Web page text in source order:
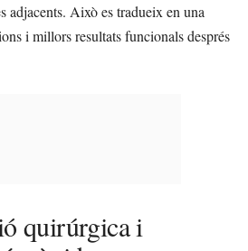
adjacents. Això es tradueix en una
i millors resultats funcionals després
quirúrgica i